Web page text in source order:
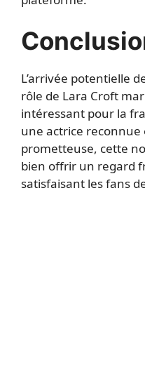
L’arrivée potentielle
rôle de Lara Croft
intéressant pour la
une actrice
prometteuse, cette
bien offrir un regard
satisfaisant les fans